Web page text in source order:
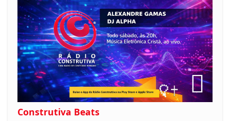
Construtiva Beats